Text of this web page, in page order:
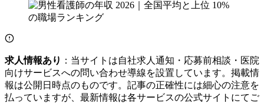
求人情報あり ：当サイトは自社求人通知・応募前相談・医院
向けサービスへの問い合わせ導線を設置しています。掲載情
報は公開日時点のものです。記事の正確性には細心の注意を
払っていますが、最新情報は各サービスの公式サイトにてご